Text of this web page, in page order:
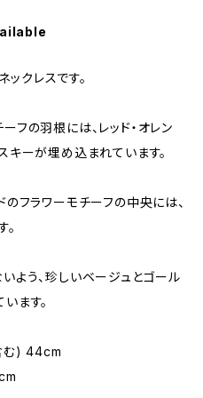
ックレスです。
フの羽根には、レッド・オレン
キーが埋め込まれています。
のフラワーモチーフの中央には、
よう、珍しいベージュとゴール
ます。
む) 44cm